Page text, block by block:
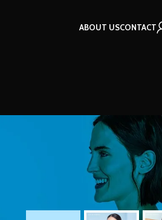
ABOUT USCONTACT
OUR INSTAGRAM